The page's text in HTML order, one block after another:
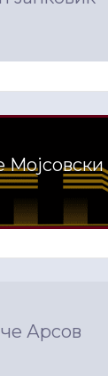
Мојсовски
Арсов